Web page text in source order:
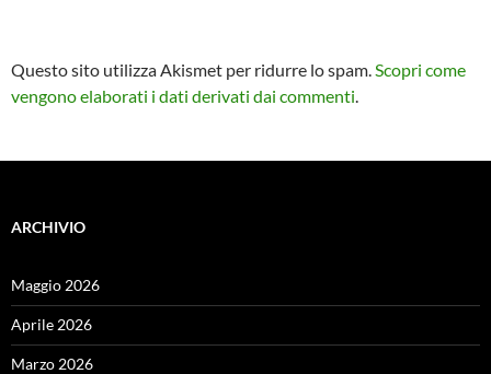
Questo sito utilizza Akismet per ridurre lo spam.Scopri come
vengono elaborati i dati derivati dai commenti.
ARCHIVIO
Maggio 2026
Aprile 2026
Marzo 2026